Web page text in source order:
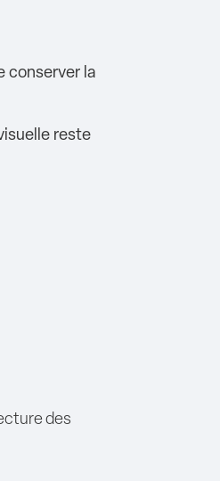
conserver la
reste
des